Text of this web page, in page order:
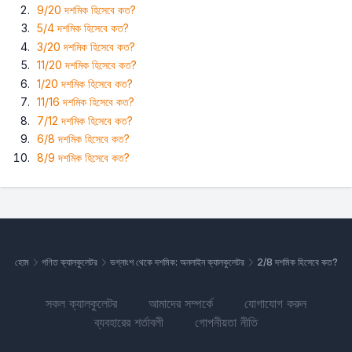
9/20 দশমিক হিসেবে কত?
5/4 দশমিক হিসেবে কত?
3/20 দশমিক হিসেবে কত?
11/20 দশমিক হিসেবে কত?
1/20 দশমিক হিসেবে কত?
11/16 দশমিক হিসেবে কত?
7/12 দশমিক হিসেবে কত?
6/8 দশমিক হিসেবে কত?
8/9 দশমিক হিসেবে কত?
হোম গণিত ক্যালকুলেটর ভগ্নাংশ থেকে দশমিক: অনলাইন ক্যালকুলেটর 2/8 দশমিক হিসেবে কত?
সকল ক্যালকুলেটর আমাদের সম্পর্কে
যোগাযোগ করুন
ব্যবহারের শর্তাবলী
গোপনীয়তা নীতি